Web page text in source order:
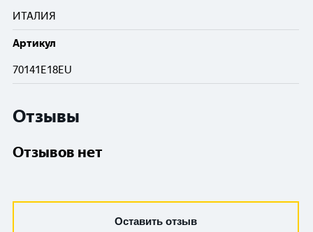
ИТАЛИЯ
Артикул
70141E18EU
Отзывы
Отзывов нет
Оставить отзыв